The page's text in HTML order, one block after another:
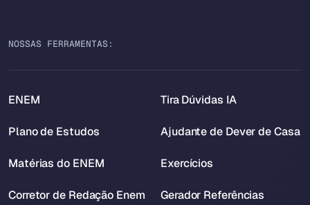
NOSSAS FERRAMENTAS:
ENEM
Plano de Estudos
Matérias do ENEM
Corretor de Redação Enem
Tira Dúvidas IA
Ajudante de Dever de Casa
Exercícios
Gerador Referências